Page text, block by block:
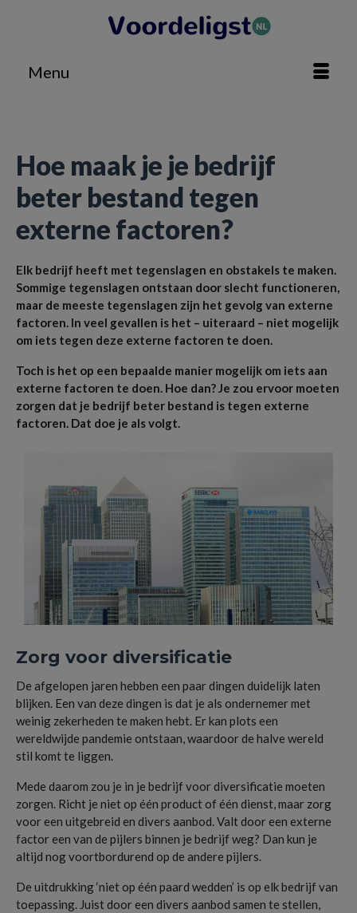
Menu
Hoe maak je je bedrijf
beter bestand tegen
externe factoren?
Elk bedrijf heeft met tegenslagen en obstakels te maken.
Sommige tegenslagen ontstaan door slecht functioneren,
maar de meeste tegenslagen zijn het gevolg van externe
factoren. In veel gevallen is het – uiteraard – niet mogelijk
om iets tegen deze externe factoren te doen.
Toch is het op een bepaalde manier mogelijk om iets aan
externe factoren te doen. Hoe dan? Je zou ervoor moeten
zorgen dat je bedrijf beter bestand is tegen externe
factoren. Dat doe je als volgt.
Zorg voor diversificatie
De afgelopen jaren hebben een paar dingen duidelijk laten
blijken. Een van deze dingen is dat je als ondernemer met
weinig zekerheden te maken hebt. Er kan plots een
wereldwijde pandemie ontstaan, waardoor de halve wereld
stil komt te liggen.
Mede daarom zou je in je bedrijf voor diversificatie moeten
zorgen. Richt je niet op één product of één dienst, maar zorg
voor een uitgebreid en divers aanbod. Valt door een externe
factor een van de pijlers binnen je bedrijf weg? Dan kun je
altijd nog voortbordurend op de andere pijlers.
De uitdrukking ‘niet op één paard wedden’ is op elk bedrijf van
toepassing. Juist door een divers aanbod samen te stellen,